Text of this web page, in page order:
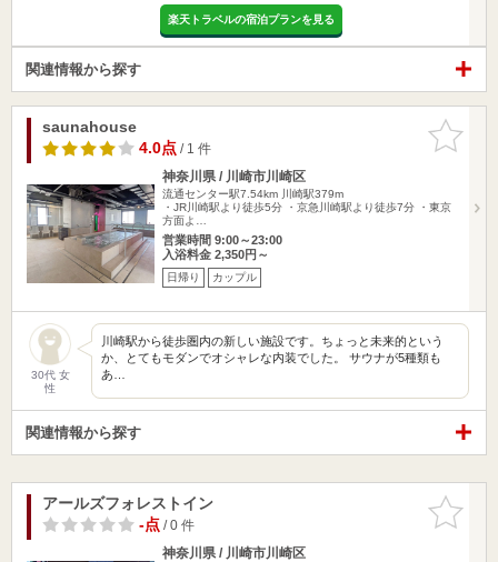
楽天トラベルの宿泊プランを見る
関連情報から探す
お気に入
りに追加
saunahouse
4.0点/ 1 件
神奈川県 / 川崎市川崎区
流通センター駅7.54km
川崎駅379m
・JR川崎駅より徒歩5分 ・京急川崎駅より徒歩7分 ・東京
方面よ…
営業時間 9:00～23:00
入浴料金 2,350円～
日帰り カップル
30代 女
性
川崎駅から徒歩圏内の新しい施設です。ちょっと未来的という
か、とてもモダンでオシャレな内装でした。 サウナが5種類も
あ…
関連情報から探す
お気に入
りに追加
アールズフォレストイン
-点/ 0 件
神奈川県 / 川崎市川崎区